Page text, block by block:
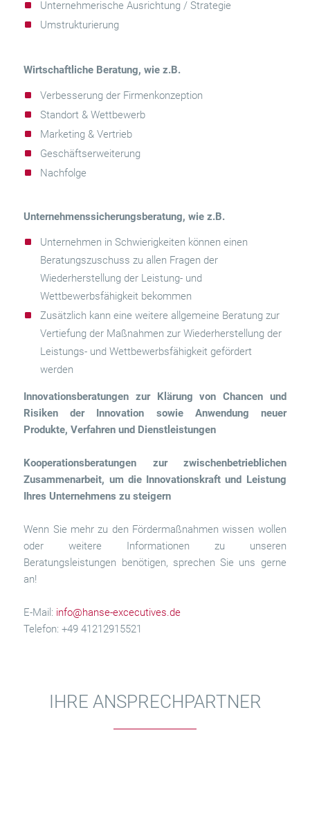
Unternehmerische Ausrichtung / Strategie
Umstrukturierung
Wirtschaftliche Beratung, wie z.B.
Verbesserung der Firmenkonzeption
Standort & Wettbewerb
Marketing & Vertrieb
Geschäftserweiterung
Nachfolge
Unternehmenssicherungsberatung, wie z.B.
Unternehmen in Schwierigkeiten können einen
Beratungszuschuss zu allen Fragen der
Wiederherstellung der Leistung- und
Wettbewerbsfähigkeit bekommen
Zusätzlich kann eine weitere allgemeine Beratung zur
Vertiefung der Maßnahmen zur Wiederherstellung der
Leistungs- und Wettbewerbsfähigkeit gefördert
werden
Innovationsberatungen zur Klärung von Chancen und
Risiken der Innovation sowie Anwendung neuer
Produkte, Verfahren und Dienstleistungen
Kooperationsberatungen zur zwischenbetrieblichen
Zusammenarbeit, um die Innovationskraft und Leistung
Ihres Unternehmens zu steigern
Wenn Sie mehr zu den Fördermaßnahmen wissen wollen
oder weitere Informationen zu unseren
Beratungsleistungen benötigen, sprechen Sie uns gerne
an!
E-Mail: info@hanse-excecutives.de
Telefon: +49 41212915521
IHRE ANSPRECHPARTNER